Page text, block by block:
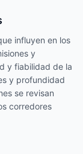
influyen en los
y
y fiabilidad de la
y profundidad
se revisan
corredores